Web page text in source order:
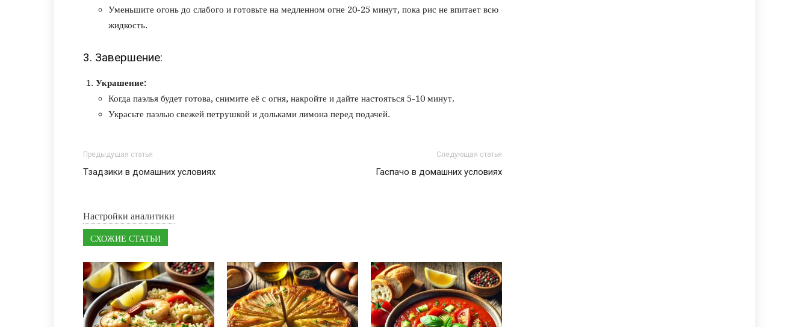
Уменьшите огонь до слабого и готовьте на медленном огне 20-25 минут, пока рис не впитает всю
жидкость.
3. Завершение:
Украшение:
Когда паэлья будет готова, снимите её с огня, накройте и дайте настояться 5-10 минут.
Украсьте паэлью свежей петрушкой и дольками лимона перед подачей.
Предыдущая статья
Тзадзики в домашних условиях
Следующая статья
Гаспачо в домашних условиях
Настройки аналитики
СХОЖИЕ СТАТЬИ